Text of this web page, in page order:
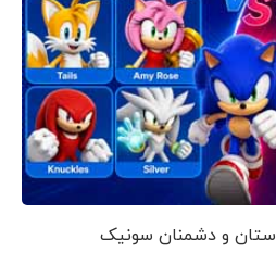
و دشمنان سونیک